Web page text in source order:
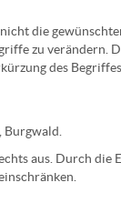
die
zu verändern.
des
Burgwald.
aus. Durch die